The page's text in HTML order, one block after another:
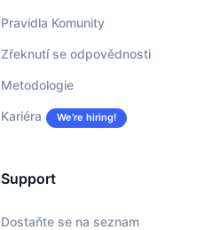
Pravidla Komunity
Zřeknutí se odpovědnosti
Metodologie
Kariéra We’re hiring!
Support
Dostaňte se na seznam